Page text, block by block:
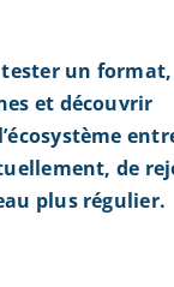
un
et découvrir
de
plus régulier.